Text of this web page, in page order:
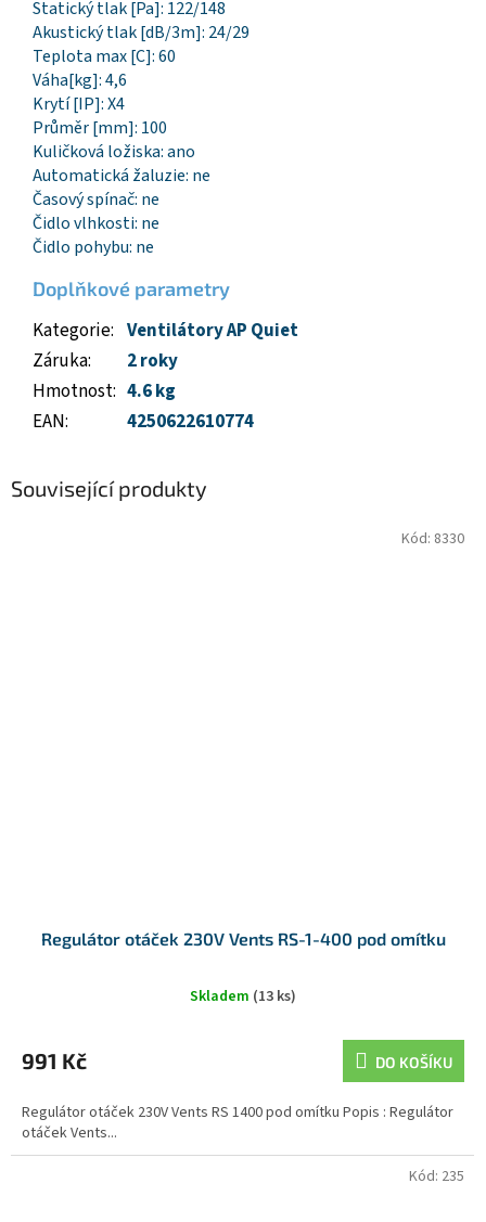
Statický tlak [Pa]: 122/148
Akustický tlak [dB/3m]: 24/29
Teplota max [C]: 60
Váha[kg]: 4,6
Krytí [IP]: X4
Průměr [mm]: 100
Kuličková ložiska: ano
Automatická žaluzie: ne
Časový spínač: ne
Čidlo vlhkosti: ne
Čidlo pohybu: ne
Doplňkové parametry
Kategorie: Ventilátory AP Quiet
Záruka:
2 roky
Hmotnost: 4.6 kg
EAN: 4250622610774
Související produkty
Regulátor otáček 230V Vents RS-1-400 pod omítku
Skladem (13 ks)
991 Kč DO KOŠÍKU
Regulátor otáček 230V Vents RS 1400 pod omítku Popis : Regulátor
otáček Vents...
Kód: 8330
Kód: 235